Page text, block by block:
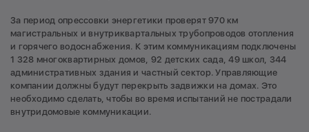
За период опрессовки энергетики проверят 970 км
магистральных и внутриквартальных трубопроводов отопления
и горячего водоснабжения. К этим коммуникациям подключены
1 328 многоквартирных домов, 92 детских сада, 49 школ, 344
административных здания и частный сектор. Управляющие
компании должны будут перекрыть задвижки на домах. Это
необходимо сделать, чтобы во время испытаний не пострадали
внутридомовые коммуникации.